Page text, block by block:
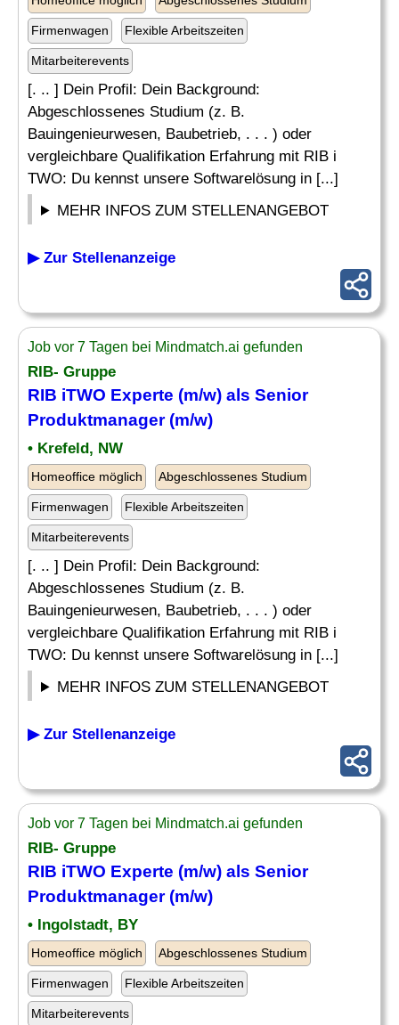
Firmenwagen Flexible Arbeitszeiten
Mitarbeiterevents
[. .. ] Dein Profil: Dein Background:
Abgeschlossenes Studium (z. B.
Bauingenieurwesen, Baubetrieb, . . . ) oder
vergleichbare Qualifikation Erfahrung mit RIB i
TWO: Du kennst unsere Softwarelösung in [...]
MEHR INFOS ZUM STELLENANGEBOT
▶ Zur Stellenanzeige
Job vor 7 Tagen bei Mindmatch.ai gefunden
RIB- Gruppe
RIB iTWO Experte (m/w) als Senior
Produktmanager (m/w)
• Krefeld, NW
Homeoffice möglich Abgeschlossenes Studium
Firmenwagen Flexible Arbeitszeiten
Mitarbeiterevents
[. .. ] Dein Profil: Dein Background:
Abgeschlossenes Studium (z. B.
Bauingenieurwesen, Baubetrieb, . . . ) oder
vergleichbare Qualifikation Erfahrung mit RIB i
TWO: Du kennst unsere Softwarelösung in [...]
MEHR INFOS ZUM STELLENANGEBOT
▶ Zur Stellenanzeige
Job vor 7 Tagen bei Mindmatch.ai gefunden
RIB- Gruppe
RIB iTWO Experte (m/w) als Senior
Produktmanager (m/w)
• Ingolstadt, BY
Homeoffice möglich Abgeschlossenes Studium
Firmenwagen Flexible Arbeitszeiten
Mitarbeiterevents